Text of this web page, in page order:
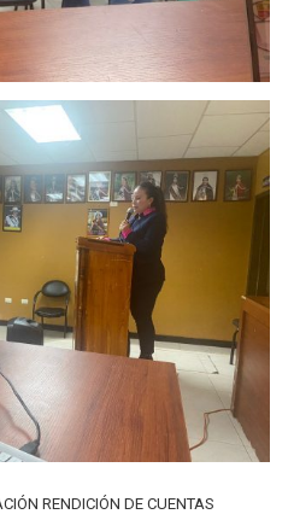
RENDICIÓN DE CUENTAS